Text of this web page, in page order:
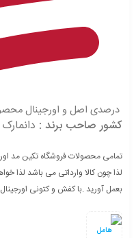
درصدی اصل و اورجینال
کشور صاحب برند : دانمارک
تمامی محصولات فروشگاه تکین مد
لذا چون کالا وارداتی می باشد لذا
بعمل آورید .با کفش و کتونی
هامل